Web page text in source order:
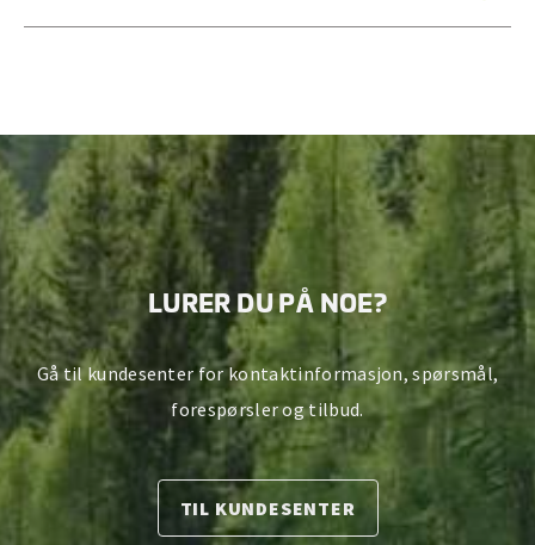
LURER DU PÅ NOE?
Gå til kundesenter for kontaktinformasjon, spørsmål,
forespørsler og tilbud.
TIL KUNDESENTER